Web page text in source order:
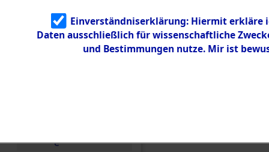
Identifizierun
g
5.3.3
Todesmärsch
e
Einverständniserklärung: Hiermit erkläre
Daten ausschließlich für wissenschaftliche
und Bestimmungen nutze. Mir ist